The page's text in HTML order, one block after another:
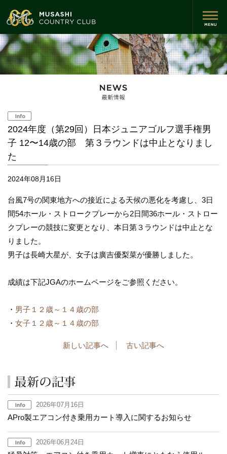
2024年度（第29回）日本ジュニアゴルフ選手権男
子 12〜14歳の部 第３ラウンドは中止となりまし
た
2024年08月16日
台風7号の関東地方への接近による天候の悪化を考慮し、3日
間54ホール・ストロークプレーから2日間36ホール・ストロー
クプレーの競技に変更となり、本日第３ラウンドは中止とな
りました。
男子は長崎大星が、女子は廣吉優梨菜が優勝しました。
成績は下記JGAのホームページをご参照ください。
・ 男子１２歳～１４歳の部
・ 女子１２歳～１４歳の部
新しい記事へ 古い記事へ
2026年07月16日
APro製エアコン付き乗用カート導入に関するお知らせ
2026年06月24日